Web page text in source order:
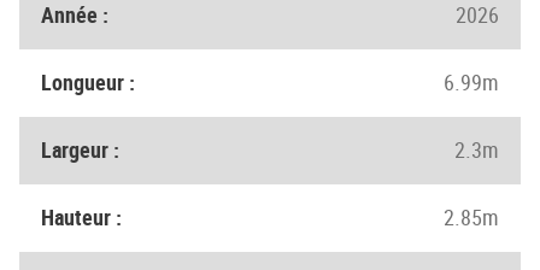
Année : 2026
Longueur : 6.99m
Largeur : 2.3m
Hauteur : 2.85m